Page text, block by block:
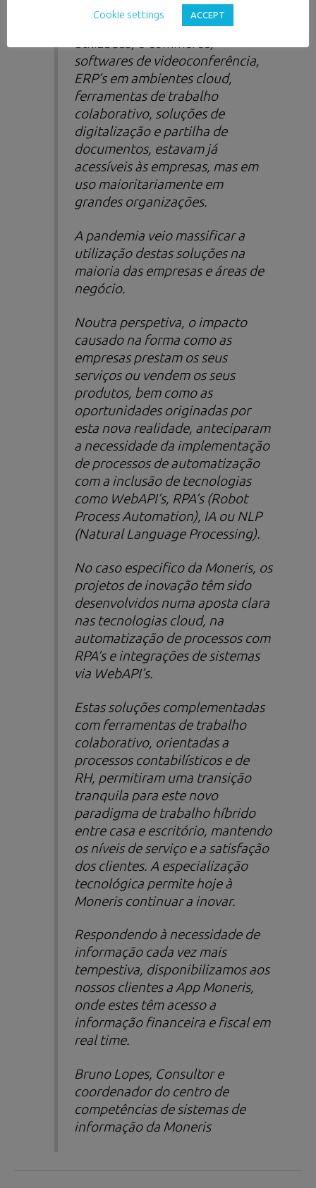
As soluções tecnológicas
softwaresde videoconferência,
ERP’s em ambientes cloud,
ferramentas de trabalho
colaborativo, soluções de
digitalização e partilha de
documentos, estavam já
acessíveis às empresas, mas em
uso maioritariamente em
grandes organizações.
A pandemia veio massificar a
utilização destas soluções na
maioria das empresas e áreas de
negócio.
Noutra perspetiva, o impacto
causado na forma como as
empresas prestam os seus
serviços ou vendem os seus
produtos, bem como as
oportunidades originadas por
esta nova realidade, anteciparam
a necessidade da implementação
de processos de automatização
com a inclusão de tecnologias
como WebAPI’s, RPA’s (Robot
Process Automation), IA ou NLP
(Natural Language Processing).
No caso especifico da Moneris, os
projetos de inovação têm sido
desenvolvidos numa aposta clara
nas tecnologias cloud, na
automatização de processos com
RPA’s e integrações de sistemas
via WebAPI’s.
Estas soluções complementadas
com ferramentas de trabalho
colaborativo, orientadas a
processos contabilísticos e de
RH, permitiram uma transição
tranquila para este novo
paradigma de trabalho híbrido
entre casa e escritório, mantendo
os níveis de serviço e a satisfação
dos clientes. A especialização
tecnológica permite hoje à
Moneris continuar a inovar.
Respondendo à necessidade de
informação cada vez mais
tempestiva, disponibilizamos aos
nossos clientes a App Moneris,
onde estes têm acesso a
informação financeira e fiscal em
real time.
Bruno Lopes, Consultor e
coordenador do centro de
competências de sistemas de
informação da Moneris
Cookie settings ACCEPT